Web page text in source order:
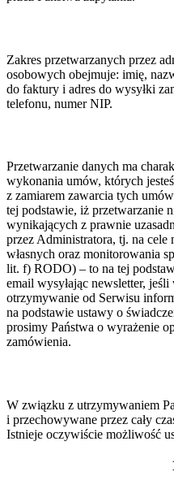
Zakres przetwarzanych przez
osobowych obejmuje: imię,
do faktury i adres do wysyłki
telefonu, numer NIP.
Przetwarzanie danych ma
wykonania umów, których
z zamiarem zawarcia tych
tej podstawie, iż przetwarzanie
wynikających z prawnie
przez Administratora, tj. na cele
własnych oraz monitorowania
lit. f) RODO) – to na tej
email wysyłając newsletter,
otrzymywanie od Serwisu
na podstawie ustawy o
prosimy Państwa o wyrażenie
zamówienia.
W związku z utrzymywaniem
i przechowywane przez cały
Istnieje oczywiście możliwość